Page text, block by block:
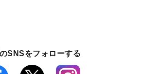
SNSをフォローする